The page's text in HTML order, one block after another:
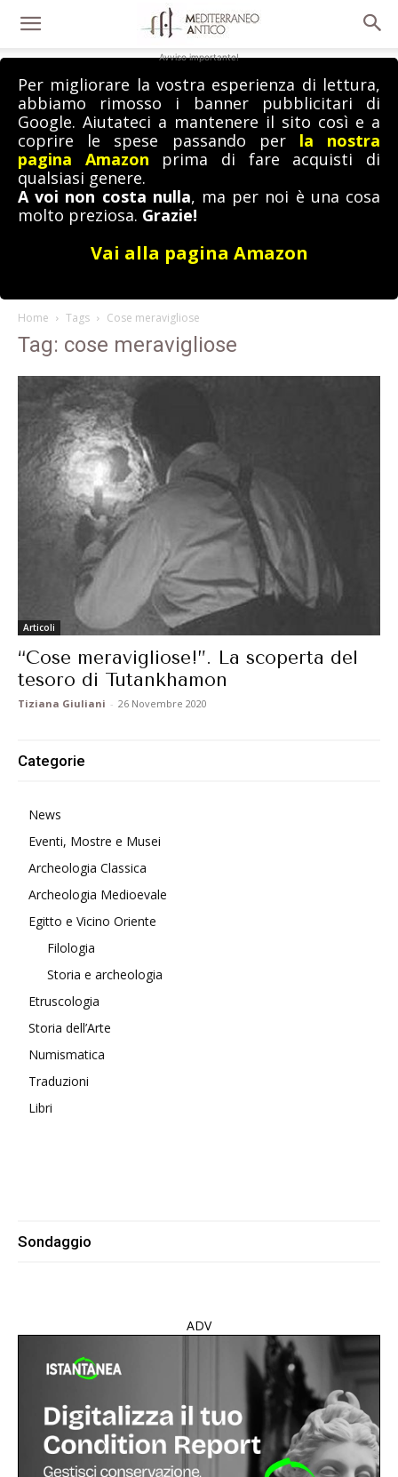
Avviso importante!
Per migliorare la vostra esperienza di lettura,
abbiamo rimosso i banner pubblicitari di
Google. Aiutateci a mantenere il sito così e a
coprire le spese passando per la nostra
pagina Amazon prima di fare acquisti di
qualsiasi genere.
A voi non costa nulla, ma per noi è una cosa
molto preziosa. Grazie!
Vai alla pagina Amazon
Home Tags Cose meravigliose
Tag: cose meravigliose
Articoli
“Cose meravigliose!”. La scoperta del
tesoro di Tutankhamon
Tiziana Giuliani - 26 Novembre 2020
Categorie
News
Eventi, Mostre e Musei
Archeologia Classica
Archeologia Medioevale
Egitto e Vicino Oriente
Filologia
Storia e archeologia
Etruscologia
Storia dell’Arte
Numismatica
Traduzioni
Libri
Sondaggio
ADV